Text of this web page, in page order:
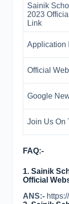
Sainik
2023
Link
Application
Official
Google
Join Us On
FAQ:-
1. Sainik
Official
ANS:-